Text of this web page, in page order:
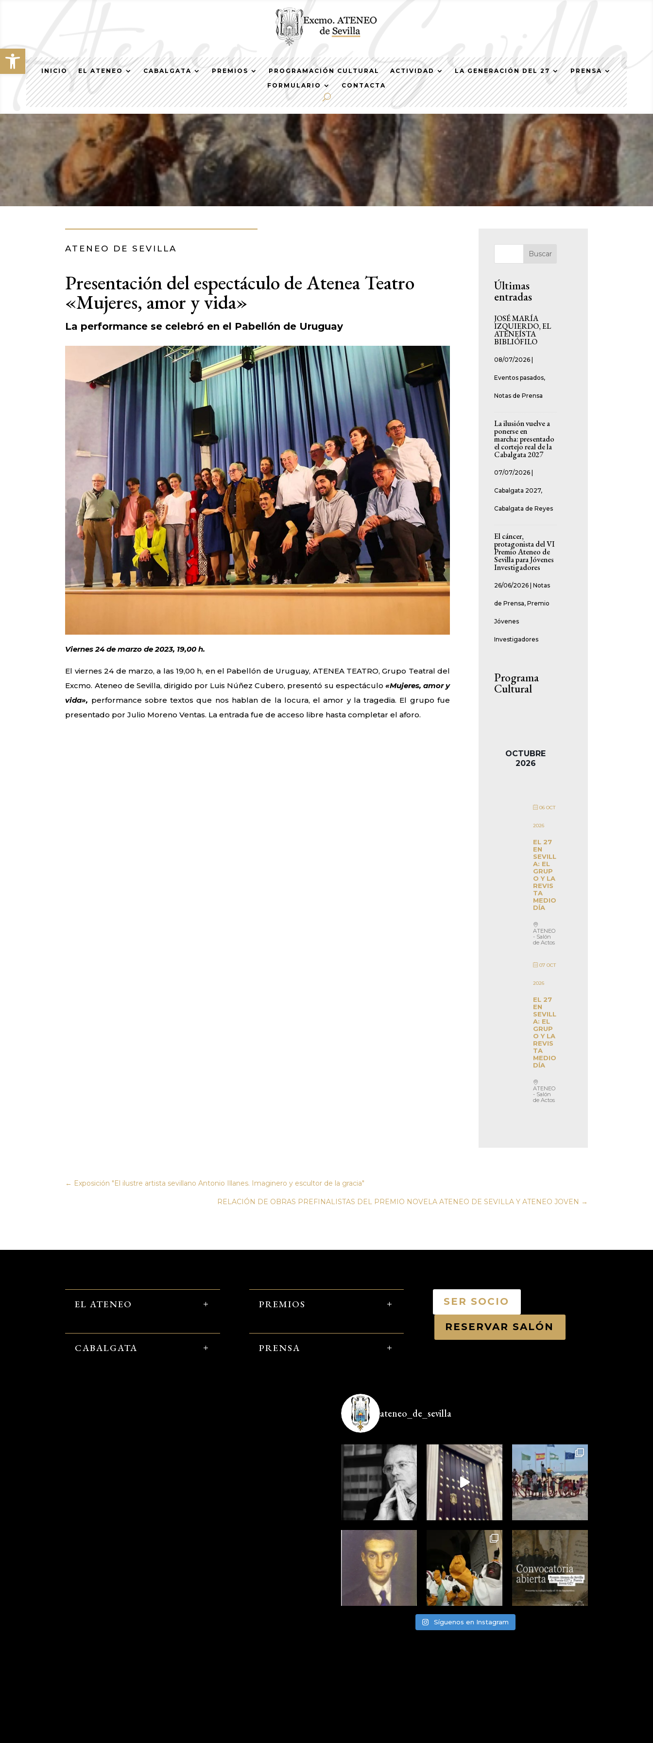
Abrir barra de herramientas
INICIO EL ATENEO CABALGATA PREMIOS PROGRAMACIÓN CULTURAL ACTIVIDAD LA GENERACIÓN DEL 27
PRENSA
FORMULARIO
CONTACTA
ATENEO DE SEVILLA
Presentación del espectáculo de Atenea Teatro
«Mujeres, amor y vida»
La performance se celebró en el Pabellón de Uruguay
Viernes 24 de marzo de 2023, 19,00 h.
El viernes 24 de marzo, a las 19,00 h, en el Pabellón de Uruguay, ATENEA TEATRO, Grupo Teatral del
Excmo. Ateneo de Sevilla, dirigido por Luis Núñez Cubero, presentó su espectáculo «Mujeres, amor y
vida», performance sobre textos que nos hablan de la locura, el amor y la tragedia. El grupo fue
presentado por Julio Moreno Ventas. La entrada fue de acceso libre hasta completar el aforo.
Buscar
Últimas
entradas
JOSÉ MARÍA
IZQUIERDO, EL
ATENEÍSTA
BIBLIÓFILO
08/07/2026
Eventos pasados,
Notas de Prensa
La ilusión vuelve a
ponerse en
marcha: presentado
el cortejo real de la
Cabalgata 2027
07/07/2026
Cabalgata 2027,
Cabalgata de Reyes
El cáncer,
protagonista del VI
Premio Ateneo de
Sevilla para Jóvenes
Investigadores
26/06/2026 |Notas
de Prensa,Premio
Jóvenes
Investigadores
Programa
Cultural
OCTUBRE
2026
06 OCT
2026
EL 27
EN
SEVILL
A: EL
GRUP
O Y LA
REVIS
TA
MEDIO
DÍA
ATENEO
- Salón
de Actos
07 OCT
2026
EL 27
EN
SEVILL
A: EL
GRUP
O Y LA
REVIS
TA
MEDIO
DÍA
ATENEO
- Salón
de Actos
← Exposición "El ilustre artista sevillano Antonio Illanes. Imaginero y escultor de la gracia"
RELACIÓN DE OBRAS PREFINALISTAS DEL PREMIO NOVELA ATENEO DE SEVILLA Y ATENEO JOVEN →
EL ATENEO
CABALGATA
PREMIOS
PRENSA
SER SOCIO
RESERVAR SALÓN
ateneo_de_sevilla
Síguenos en Instagram